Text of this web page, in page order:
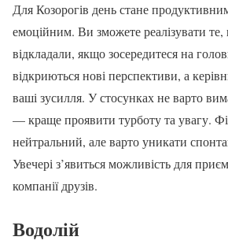
Для Козорогів день стане
емоційним. Ви зможете реалізувати
відкладали, якщо зосередитеся на
відкриються нові перспективи, а
ваші зусилля. У стосунках не варто
— краще проявити турботу та увагу.
нейтральний, але варто уникати
Увечері з’явиться можливість для
компанії друзів.
Водолій